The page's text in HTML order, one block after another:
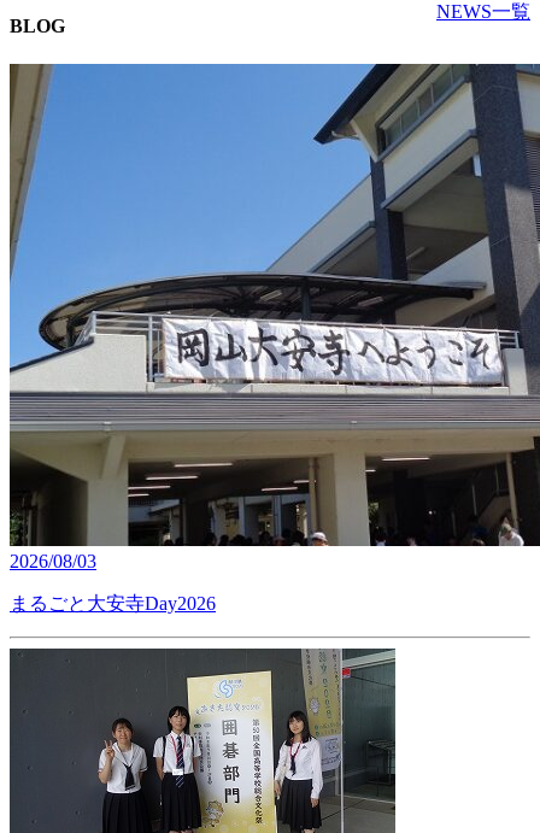
NEWS一覧
BLOG
2026/08/03
まるごと大安寺Day2026